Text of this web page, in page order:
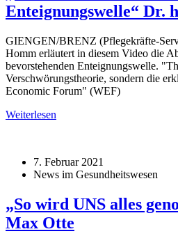
Enteignungswelle“ Dr.
GIENGEN/BRENZ (Pflegekräfte-
Homm erläutert in diesem Video die
bevorstehenden Enteignungswelle.
Verschwörungstheorie, sondern die
Economic Forum" (WEF)
Weiterlesen
7. Februar 2021
News im Gesundheitswesen
„So wird UNS alles
Max Otte